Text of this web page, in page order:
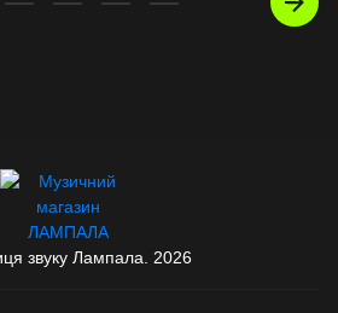
звуку Лампала. 2026